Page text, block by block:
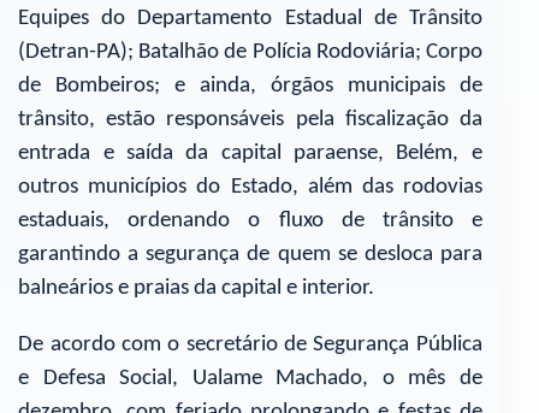
Equipes do Departamento Estadual de Trânsito
(Detran-PA); Batalhão de Polícia Rodoviária; Corpo
de Bombeiros; e ainda, órgãos municipais de
trânsito, estão responsáveis pela fiscalização da
entrada e saída da capital paraense, Belém, e
outros municípios do Estado, além das rodovias
estaduais, ordenando o fluxo de trânsito e
garantindo a segurança de quem se desloca para
balneários e praias da capital e interior.
De acordo com o secretário de Segurança Pública
e Defesa Social, Ualame Machado, o mês de